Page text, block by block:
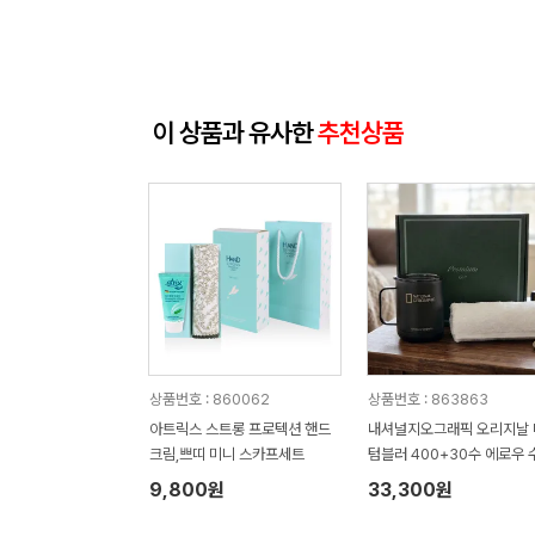
이 상품과 유사한추천상품
상품번호 : 860062
아트릭스 스트롱 프로텍션 핸드
크림,쁘띠 미니 스카프세트
9,800원
상품번호 : 863863
내셔널지오그래픽 오리지날
텀블러 400+30수 에로우
타올 텀블러세트 NL08
33,300원